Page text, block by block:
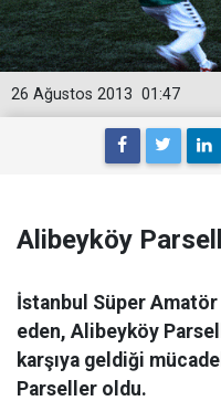
01:47
26 Ağustos 2013
Alibeyköy
İstanbul Süper
eden, Alibeyköy
karşıya geldiği
Parseller oldu.